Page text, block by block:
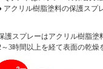
クリル樹脂塗料の保護スプ
護スプレーはアクリル樹脂塗
3時間以上を経て表面の乾燥